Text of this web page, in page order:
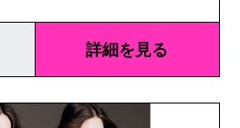
詳細を見る